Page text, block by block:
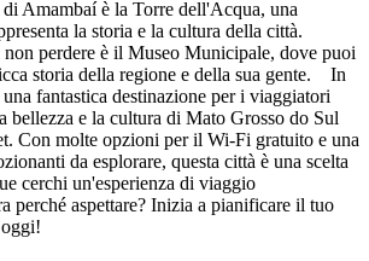
Amambaí è la Torre dell'Acqua, una
la storia e la cultura della città.
perdere è il Museo Municipale, dove puoi
storia della regione e della sua gente. In
fantastica destinazione per i viaggiatori
bellezza e la cultura di Mato Grosso do Sul
Con molte opzioni per il Wi-Fi gratuito e una
da esplorare, questa città è una scelta
cerchi un'esperienza di viaggio
perché aspettare? Inizia a pianificare il tuo